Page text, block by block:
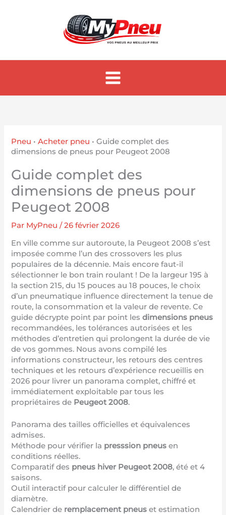
Pneu •Acheter pneu •Guide complet des
dimensions de pneus pour Peugeot 2008
Guide complet des
dimensions de pneus pour
Peugeot 2008
Par MyPneu/26 février 2026
En ville comme sur autoroute, la Peugeot 2008 s’est
imposée comme l’un des crossovers les plus
populaires de la décennie. Mais encore faut-il
sélectionner le bon train roulant ! De la largeur 195 à
la section 215, du 15 pouces au 18 pouces, le choix
d’un pneumatique influence directement la tenue de
route, la consommation et la valeur de revente. Ce
guide décrypte point par point lesdimensions pneus
recommandées, les tolérances autorisées et les
méthodes d’entretien qui prolongent la durée de vie
de vos gommes. Nous avons compilé les
informations constructeur, les retours des centres
techniques et les retours d’expérience recueillis en
2026 pour livrer un panorama complet, chiffré et
immédiatement exploitable par tous les
propriétaires de Peugeot 2008.
Panorama des tailles officielles et équivalences
admises.
Méthode pour vérifier la presssion pneus en
conditions réelles.
Comparatif des pneus hiver Peugeot 2008, été et 4
saisons.
Outil interactif pour calculer le différentiel de
diamètre.
Calendrier de remplacement pneus et estimation